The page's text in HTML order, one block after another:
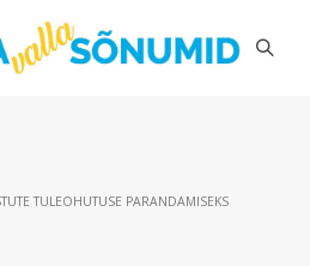
TULEOHUTUSE PARANDAMISEKS